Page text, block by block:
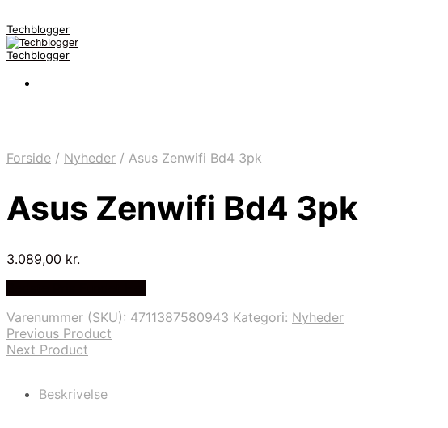
Techblogger
Techblogger
Forside / Nyheder / Asus Zenwifi Bd4 3pk
Asus Zenwifi Bd4 3pk
3.089,00 kr.
Varenummer (SKU): 4711387580943 Kategori: Nyheder
Previous Product
Next Product
Beskrivelse